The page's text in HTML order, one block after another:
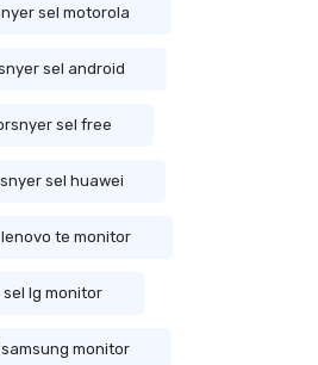
sel motorola
sel android
sel free
sel huawei
te monitor
sel lg monitor
monitor